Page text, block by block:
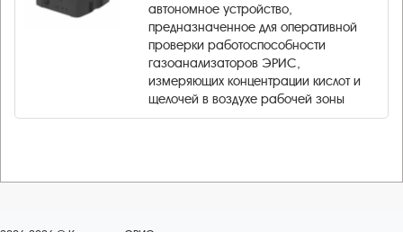
автономное устройство,
предназначенное для оперативной
проверки работоспособности
газоанализаторов ЭРИС,
измеряющих концентрации кислот и
щелочей в воздухе рабочей зоны